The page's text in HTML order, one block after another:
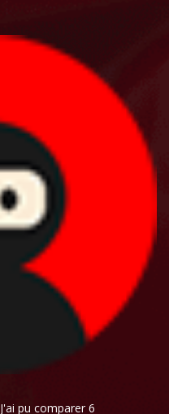
pu comparer 6